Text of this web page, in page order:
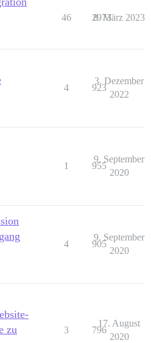
46 2973
8. März 2023
4 923
3. Dezember
2022
1 955
9. September
2020
4 905
9. September
2020
zu
3 796
17. August
2020